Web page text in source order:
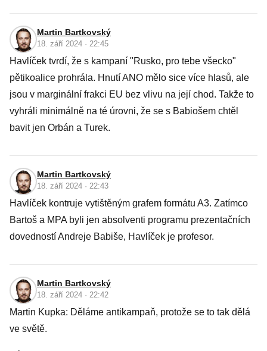
Martin Bartkovský
18. září 2024 · 22:45
Havlíček tvrdí, že s kampaní "Rusko, pro tebe všecko"
pětikoalice prohrála. Hnutí ANO mělo sice více hlasů, ale
jsou v marginální frakci EU bez vlivu na její chod. Takže to
vyhráli minimálně na té úrovni, že se s Babiošem chtěl
bavit jen Orbán a Turek.
Martin Bartkovský
18. září 2024 · 22:43
Havlíček kontruje vytištěným grafem formátu A3. Zatímco
Bartoš a MPA byli jen absolventi programu prezentačních
dovedností Andreje Babiše, Havlíček je profesor.
Martin Bartkovský
18. září 2024 · 22:42
Martin Kupka: Děláme antikampaň, protože se to tak dělá
ve světě.